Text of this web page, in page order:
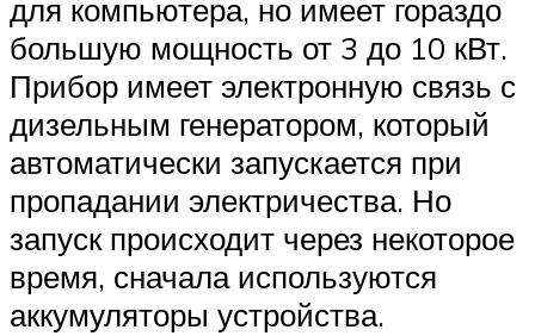
для компьютера, но имеет гораздо
большую мощность от 3 до 10 кВт.
Прибор имеет электронную связь с
дизельным генератором, который
автоматически запускается при
пропадании электричества. Но
запуск происходит через некоторое
время, сначала используются
аккумуляторы устройства.